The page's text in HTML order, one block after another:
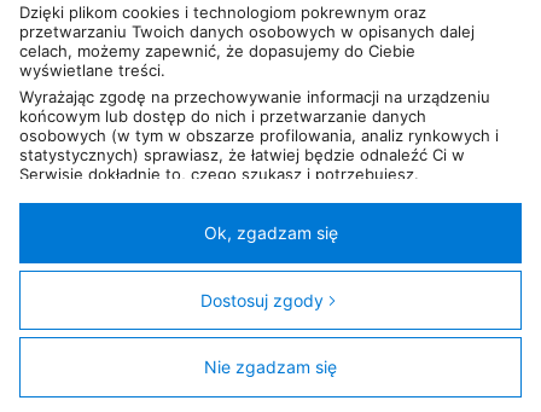
19 km
Filtry
Dzięki plikom cookies i technologiom pokrewnym oraz
przetwarzaniu Twoich danych osobowych w opisanych dalej
celach, możemy zapewnić, że dopasujemy do Ciebie
wyświetlane treści.
Wyrażając zgodę na przechowywanie informacji na urządzeniu
końcowym lub dostęp do nich i przetwarzanie danych
osobowych (w tym w obszarze profilowania, analiz rynkowych i
statystycznych) sprawiasz, że łatwiej będzie odnaleźć Ci w
Serwisie dokładnie to, czego szukasz i potrzebujesz.
internetowy, dane przeglądania)nasi partnerzy (129 partnerów)
Twoja zgoda jest dobrowolna i obejmuje przetwarzanie danych
osobowych w celach: prezentowania spersonalizowanych treści i
reklam oraz ich pomiaru, tworzenia statystyk, poprawy
funkcjonalności strony, ułatwienia korzystania z naszych stron.
Zgoda obejmuje także wyszczególnione cele (wg standardu i
klasyfikacji IAB Europe) dla Zaufanych Partnerów IAB: 1)
Ok, zgadzam się
Dostosuj zgody
Nie zgadzam się